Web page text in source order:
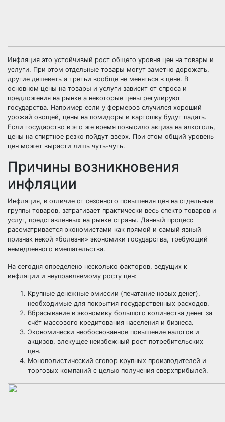
Инфляция это устойчивый рост общего уровня цен на товары и
услуги. При этом отдельные товары могут заметно дорожать,
другие дешеветь а третьи вообще не меняться в цене. В
основном цены на товары и услуги зависит от спроса и
предложения на рынке а некоторые цены регулируют
государства. Например если у фермеров случился хороший
урожай овощей, цены на помидоры и картошку будут падать.
Если государство в это же время повысило акциза на алкоголь,
цены на спиртное резко пойдут вверх. При этом общий уровень
цен может вырасти лишь чуть-чуть.
Причины возникновения
инфляции
Инфляция, в отличие от сезонного повышения цен на отдельные
группы товаров, затрагивает практически весь спектр товаров и
услуг, представленных на рынке страны. Данный процесс
рассматривается экономистами как прямой и самый явный
признак некой «болезни» экономики государства, требующий
немедленного вмешательства.
На сегодня определено несколько факторов, ведущих к
инфляции и неуправляемому росту цен:
Крупные денежные эмиссии (печатание новых денег),
необходимые для покрытия государственных расходов.
Вбрасывание в экономику большого количества денег за
счёт массового кредитования населения и бизнеса.
Экономически необоснованное повышение налогов и
акцизов, влекущее неизбежный рост потребительских
цен.
Монополистический сговор крупных производителей и
торговых компаний с целью получения сверхприбылей.